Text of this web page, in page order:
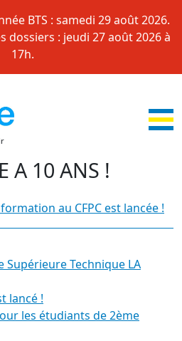
BTS : samedi 29 août 2026.
dossiers : jeudi 27 août 2026 à
17h.
A 10 ANS !
au CFPC est lancée !
Supérieure Technique LA
lancé !
les étudiants de 2ème